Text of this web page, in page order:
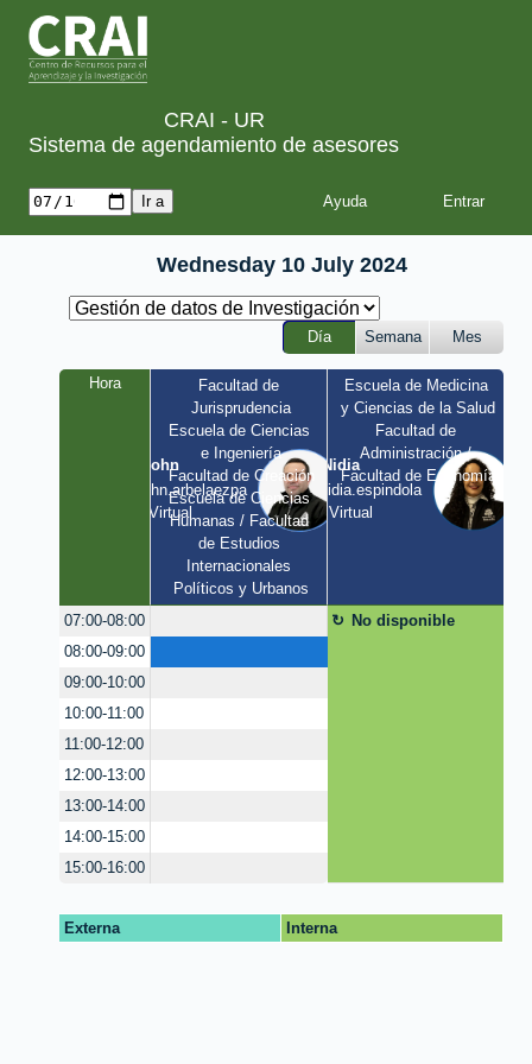
CRAI - UR
Sistema de agendamiento de asesores
Ayuda
Wednesday 10 July 2024
Día Semana Mes
Hora
John
john.arbelaezpa
/ Virtual
Facultad de
Jurisprudencia
Escuela de Ciencias
e Ingeniería
Facultad de Creación
Escuela de Ciencias
Humanas / Facultad
de Estudios
Internacionales
Políticos y Urbanos
Nidia
nidia.espindola
/ Virtual
Escuela de Medicina
y Ciencias de la Salud
Facultad de
Administración /
Facultad de Economía
07:00-08:00
No disponible
08:00-09:00
09:00-10:00
10:00-11:00
11:00-12:00
12:00-13:00
13:00-14:00
14:00-15:00
15:00-16:00
Externa Interna